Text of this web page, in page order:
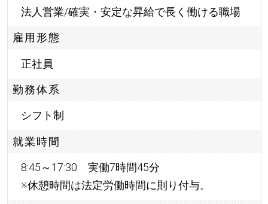
法人営業/確実・安定な昇給で長く働ける職場
雇用形態
正社員
勤務体系
シフト制
就業時間
8:45～17:30 実働7時間45分
※休憩時間は法定労働時間に則り付与。